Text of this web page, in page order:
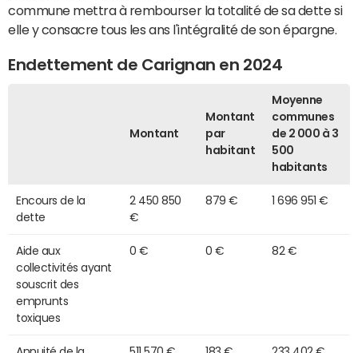
commune mettra à rembourser la totalité de sa dette si
elle y consacre tous les ans l'intégralité de son épargne.
Endettement de Carignan en 2024
Montant
Montant
par
habitant
Moyenne
communes
de 2 000 à 3
500
habitants
Encours de la
dette
2 450 850
€
879 € 1 696 951 €
Aide aux
collectivités ayant
souscrit des
emprunts
toxiques
0 € 0 € 82 €